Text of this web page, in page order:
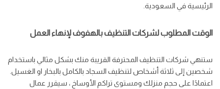
الرئيسية في السعودية.
الوقت المطلوب لشركات التنظيف بالهفوف لإنهاء العمل
ستنهي شركات التنظيف المحترفة القريبة منك بشكل مثالي باستخدام
شخصين إلى ثلاثة أشخاص لتنظيف السجاد بالكامل بالبخار او الغسيل.
اعتمادًا على حجم منزلك ومستوى تراكم الأوساخ ، سيقرر عمال